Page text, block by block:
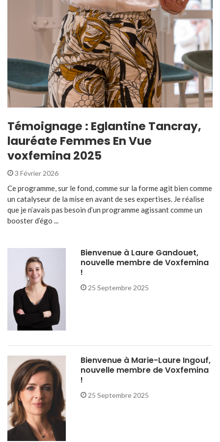
Témoignage : Eglantine Tancray,
lauréate Femmes En Vue
voxfemina 2025
3 Février 2026
Ce programme, sur le fond, comme sur la forme agit bien comme
un catalyseur de la mise en avant de ses expertises. Je réalise
que je n’avais pas besoin d’un programme agissant comme un
booster d’égo ...
Bienvenue à Laure Gandouet,
nouvelle membre de Voxfemina
!
25 Septembre 2025
Bienvenue à Marie-Laure Ingouf,
nouvelle membre de Voxfemina
!
25 Septembre 2025